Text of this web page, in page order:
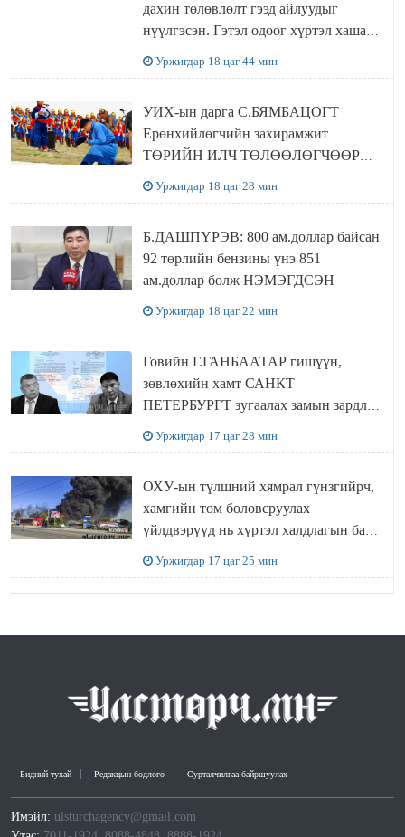
дахин төлөвлөлт гээд айлуудыг
нүүлгэсэн. Гэтэл одоог хүртэл хашаа
Уржигдар 18 цаг 44 мин
УИХ-ын дарга С.БЯМБАЦОГТ
Ерөнхийлөгчийн захирамжит
ТӨРИЙН ИЛЧ ТӨЛӨӨЛӨГЧӨӨР
Уржигдар 18 цаг 28 мин
Б.ДАШПҮРЭВ: 800 ам.доллар байсан
92 төрлийн бензины үнэ 851
ам.доллар болж НЭМЭГДСЭН
Уржигдар 18 цаг 22 мин
Говийн Г.ГАНБААТАР гишүүн,
зөвлөхийн хамт САНКТ
ПЕТЕРБУРГТ зугаалах замын зардлаа
Уржигдар 17 цаг 28 мин
ОХУ-ын түлшний хямрал гүнзгийрч,
хамгийн том боловсруулах
үйлдвэрүүд нь хүртэл халдлагын бай
Уржигдар 17 цаг 25 мин
Бидний тухай Редакцын бодлого Сурталчилгаа байршуулах
Имэйл: ulsturchagency@gmail.com